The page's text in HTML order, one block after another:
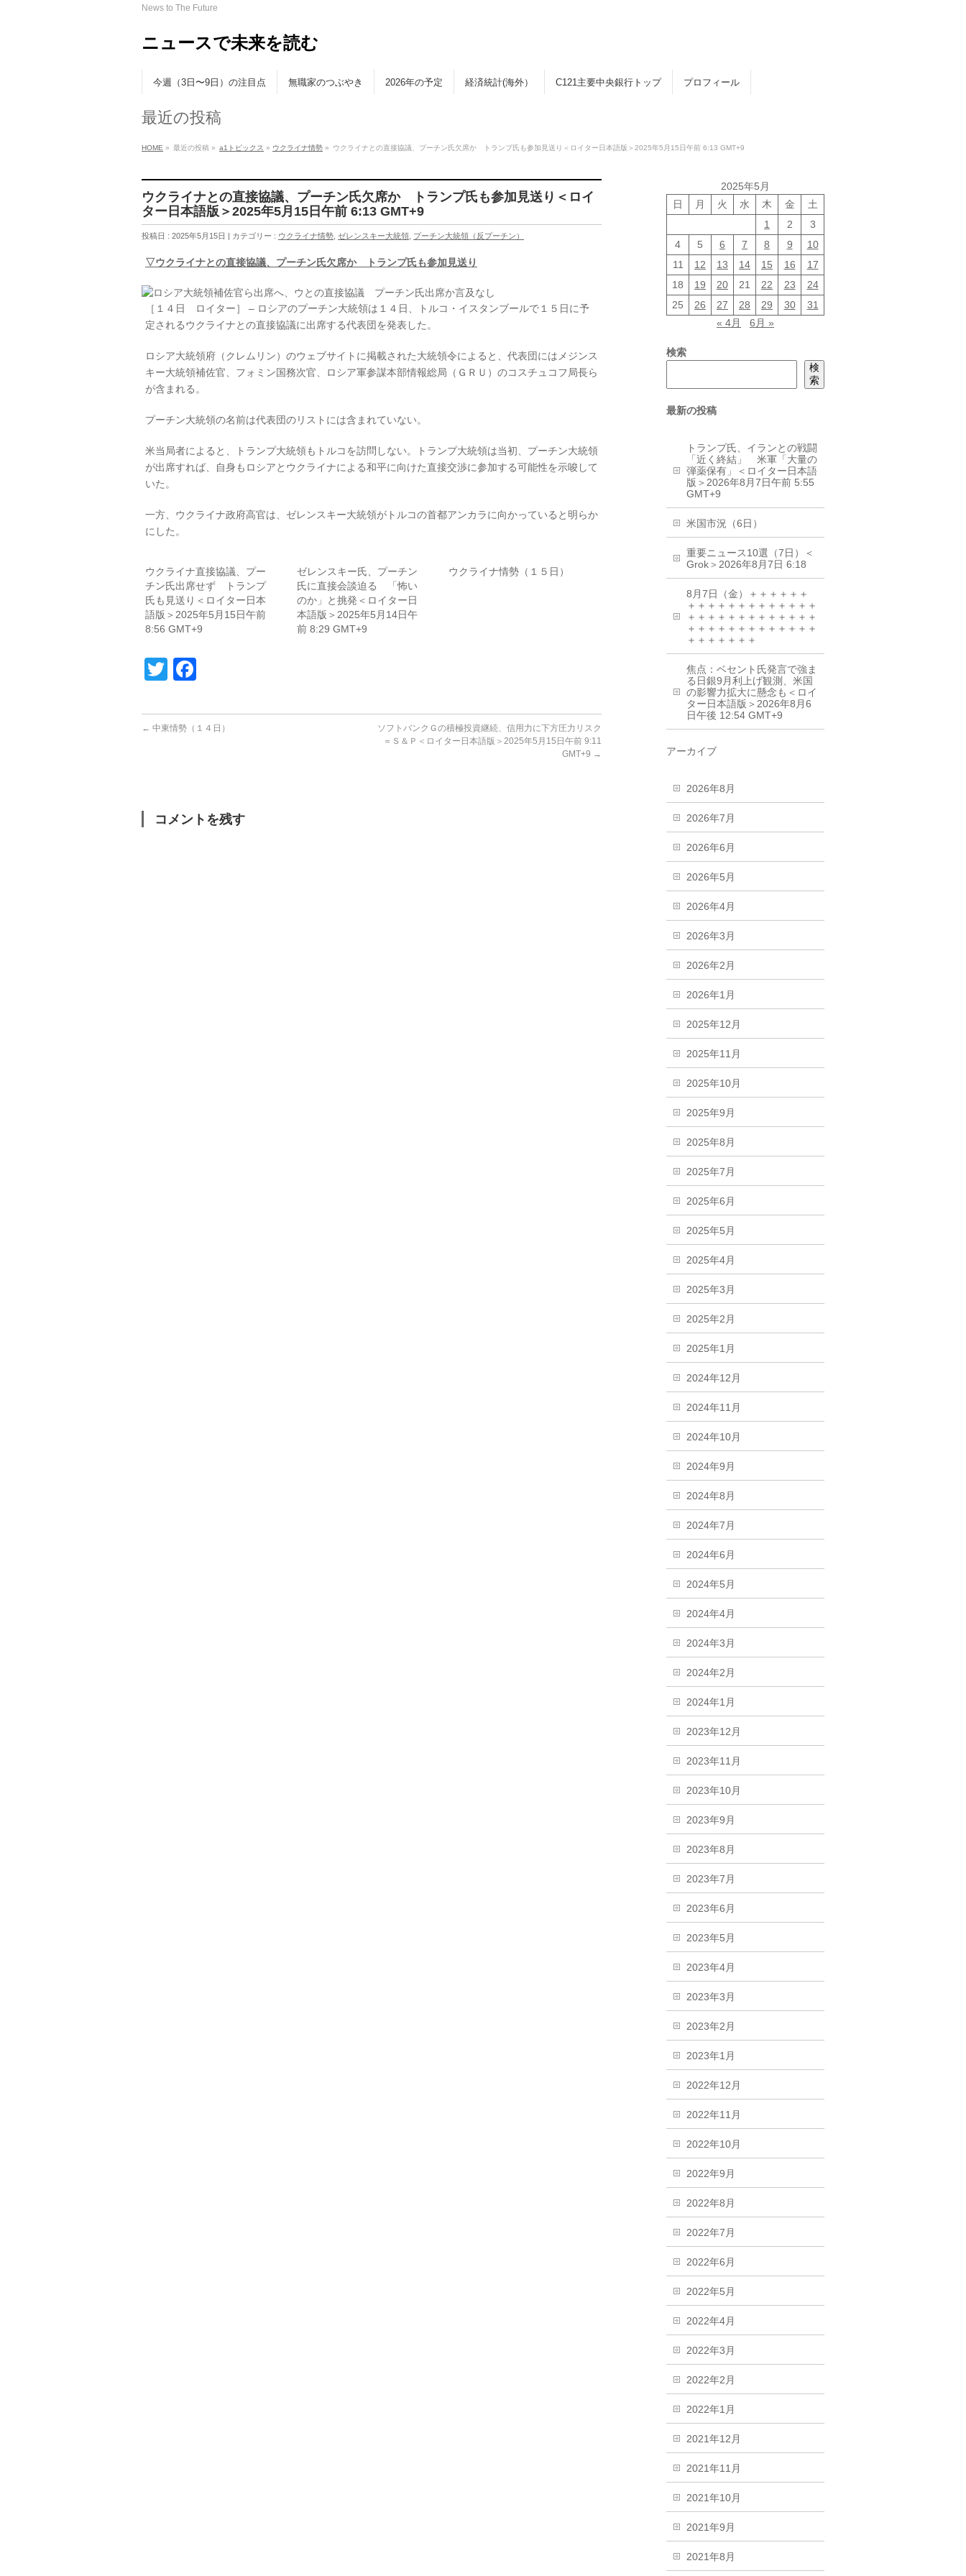
News to The Future
ニュースで未来を読む
今週（3日〜9日）の注目点 無職家のつぶやき 2026年の予定 経済統計(海外） C121主要中央銀行トップ プロフィール
最近の投稿
HOME » 最近の投稿 » a1トピックス » ウクライナ情勢 » ウクライナとの直接協議、プーチン氏欠席か トランプ氏も参加見送り＜ロイター日本語版＞2025年5月15日午前 6:13 GMT+9
ウクライナとの直接協議、プーチン氏欠席か トランプ氏も参加見送り＜ロイ
ター日本語版＞2025年5月15日午前 6:13 GMT+9
投稿日 : 2025年5月15日 | カテゴリー : ウクライナ情勢 ゼレンスキー大統領 プーチン大統領（反プーチン）
▽ウクライナとの直接協議、プーチン氏欠席か トランプ氏も参加見送り
［１４日 ロイター］ – ロシアのプーチン大統領は１４日、トルコ・イスタンブールで１５日に予
定されるウクライナとの直接協議に出席する代表団を発表した。
ロシア大統領府（クレムリン）のウェブサイトに掲載された大統領令によると、代表団にはメジンス
キー大統領補佐官、フォミン国務次官、ロシア軍参謀本部情報総局（ＧＲＵ）のコスチュコフ局長ら
が含まれる。
プーチン大統領の名前は代表団のリストには含まれていない。
米当局者によると、トランプ大統領もトルコを訪問しない。トランプ大統領は当初、プーチン大統領
が出席すれば、自身もロシアとウクライナによる和平に向けた直接交渉に参加する可能性を示唆して
いた。
一方、ウクライナ政府高官は、ゼレンスキー大統領がトルコの首都アンカラに向かっていると明らか
にした。
ウクライナ直接協議、プー
チン氏出席せず トランプ
氏も見送り＜ロイター日本
語版＞2025年5月15日午前
8:56 GMT+9
ゼレンスキー氏、プーチン
氏に直接会談迫る 「怖い
のか」と挑発＜ロイター日
本語版＞2025年5月14日午
前 8:29 GMT+9
ウクライナ情勢（１５日）
Twitter
← 中東情勢（１４日）
ソフトバンクＧの積極投資継続、信用力に下方圧力リスク
＝Ｓ＆Ｐ＜ロイター日本語版＞2025年5月15日午前 9:11
GMT+9 →
コメントを残す
2025年5月
日
月 火 水 木 金
土
1
2
3
4
5 6 7 8 9
10
11
12 13 14 15 16
17
18
19 20 21 22 23
24
25
26 27 28 29 30
31
« 4月
6月 »
検索
検
索
最新の投稿
トランプ氏、イランとの戦闘
「近く終結」 米軍「大量の
弾薬保有」＜ロイター日本語
版＞2026年8月7日午前 5:55
GMT+9
米国市況（6日）
重要ニュース10選（7日）＜
Grok＞2026年8月7日 6:18
8月7日（金）＋＋＋＋＋＋
＋＋＋＋＋＋＋＋＋＋＋＋＋
＋＋＋＋＋＋＋＋＋＋＋＋＋
＋＋＋＋＋＋＋＋＋＋＋＋＋
＋＋＋＋＋＋＋
焦点：ベセント氏発言で強ま
る日銀9月利上げ観測、米国
の影響力拡大に懸念も＜ロイ
ター日本語版＞2026年8月6
日午後 12:54 GMT+9
アーカイブ
2026年8月
2026年7月
2026年6月
2026年5月
2026年4月
2026年3月
2026年2月
2026年1月
2025年12月
2025年11月
2025年10月
2025年9月
2025年8月
2025年7月
2025年6月
2025年5月
2025年4月
2025年3月
2025年2月
2025年1月
2024年12月
2024年11月
2024年10月
2024年9月
2024年8月
2024年7月
2024年6月
2024年5月
2024年4月
2024年3月
2024年2月
2024年1月
2023年12月
2023年11月
2023年10月
2023年9月
2023年8月
2023年7月
2023年6月
2023年5月
2023年4月
2023年3月
2023年2月
2023年1月
2022年12月
2022年11月
2022年10月
2022年9月
2022年8月
2022年7月
2022年6月
2022年5月
2022年4月
2022年3月
2022年2月
2022年1月
2021年12月
2021年11月
2021年10月
2021年9月
2021年8月